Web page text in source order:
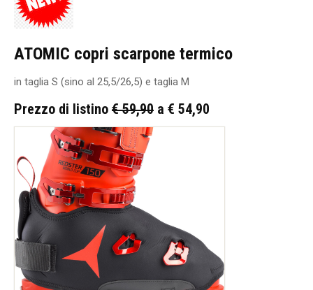
ATOMIC copri scarpone termico
in taglia S (sino al 25,5/26,5) e taglia M
Prezzo di listino € 59,90 a € 54,90